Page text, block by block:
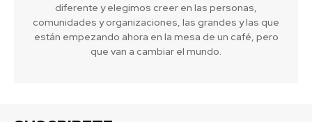
diferente y elegimos creer en las personas,
comunidades y organizaciones, las grandes y las que
están empezando ahora en la mesa de un café, pero
que van a cambiar el mundo.